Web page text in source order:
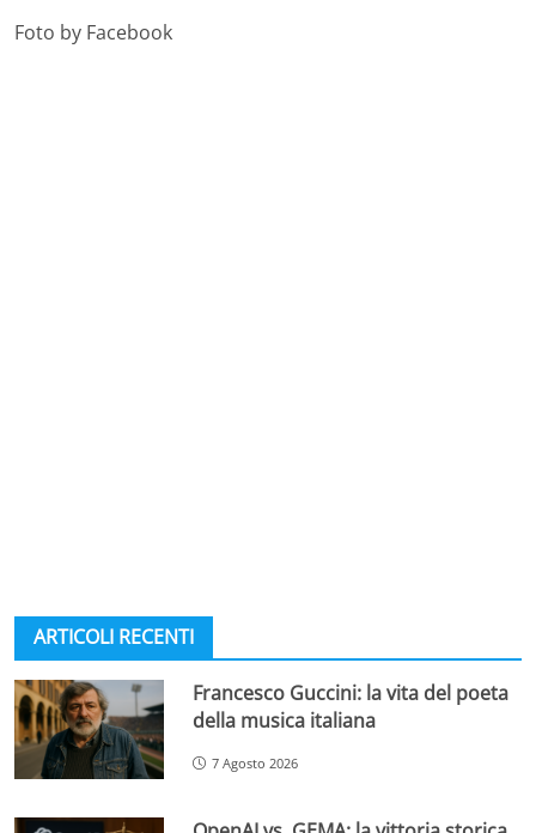
Foto by Facebook
ARTICOLI RECENTI
Francesco Guccini: la vita del poeta
della musica italiana
7 Agosto 2026